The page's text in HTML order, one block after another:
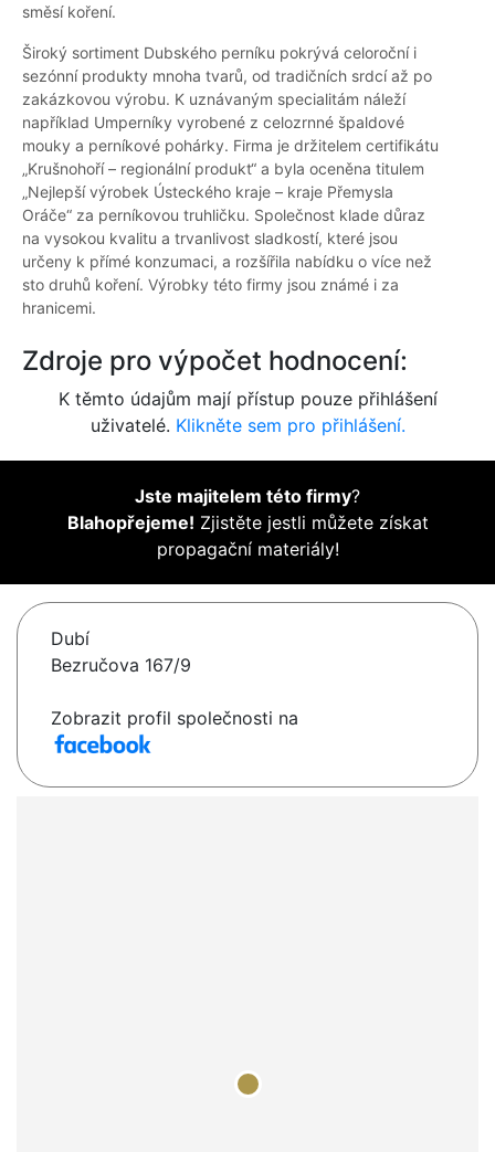
směsí koření.
Široký sortiment Dubského perníku pokrývá celoroční i
sezónní produkty mnoha tvarů, od tradičních srdcí až po
zakázkovou výrobu. K uznávaným specialitám náleží
například Umperníky vyrobené z celozrnné špaldové
mouky a perníkové pohárky. Firma je držitelem certifikátu
„Krušnohoří – regionální produkt“ a byla oceněna titulem
„Nejlepší výrobek Ústeckého kraje – kraje Přemysla
Oráče“ za perníkovou truhličku. Společnost klade důraz
na vysokou kvalitu a trvanlivost sladkostí, které jsou
určeny k přímé konzumaci, a rozšířila nabídku o více než
sto druhů koření. Výrobky této firmy jsou známé i za
hranicemi.
Zdroje pro výpočet hodnocení:
K těmto údajům mají přístup pouze přihlášení
uživatelé. Klikněte sem pro přihlášení.
Jste majitelem této firmy?
Blahopřejeme! Zjistěte jestli můžete získat
propagační materiály!
Dubí
Bezručova 167/9
Zobrazit profil společnosti na